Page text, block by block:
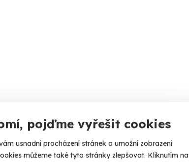
pojďme vyřešit cookies
usnadní procházení stránek a umožní zobrazení
můžeme také tyto stránky zlepšovat. Kliknutím na